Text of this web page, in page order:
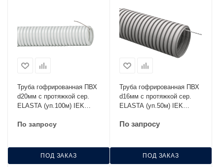
Труба гофрированная ПВХ
d20мм с протяжкой сер.
ELASTA (уп.100м) IEK
По запросу
ПОД ЗАКАЗ
Труба гофрированная ПВХ
d16мм с протяжкой сер.
ELASTA (уп.50м) IEK
По запросу
ПОД ЗАКАЗ